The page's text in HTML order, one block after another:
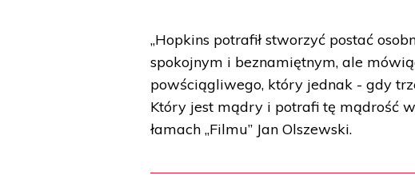
„Hopkins potrafił stworzyć postać
spokojnym i beznamiętnym, ale
powściągliwego, który jednak - gdy
Który jest mądry i potrafi tę mądrość
łamach „Filmu” Jan Olszewski.